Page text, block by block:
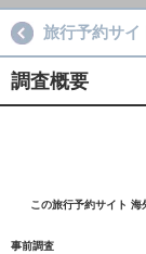
旅行予約サイ
調査概要
この旅行予約サイト 海
事前調査